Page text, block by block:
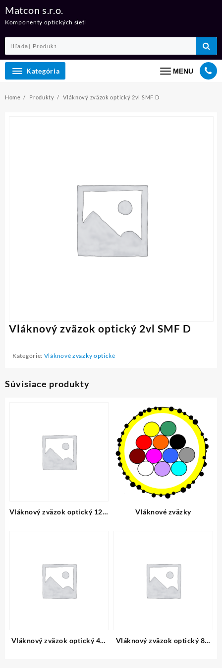
to
content
Matcon s.r.o.
Komponenty optických sieti
Kategória MENU
Home Produkty Vláknový zväzok optický 2vl SMF D
Vláknový zväzok optický 2vl SMF D
Kategórie: Vláknové zväzky optické
Súvisiace produkty
Vláknový zväzok optický 12vl
Vláknové zväzky
Vláknový zväzok optický 4vl
Vláknový zväzok optický 8vl